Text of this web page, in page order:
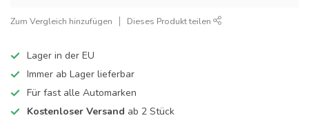
Zum Vergleich hinzufügen Dieses Produkt teilen
Lager in der EU
Immer ab Lager lieferbar
Für fast alle Automarken
Kostenloser Versand ab 2 Stück